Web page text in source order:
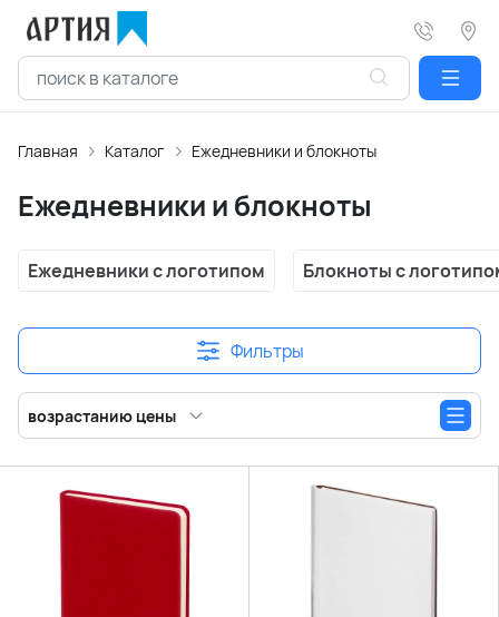
Главная Каталог Ежедневники и блокноты
Ежедневники и блокноты
Ежедневники с логотипом Блокноты с
Фильтры
возрастанию цены